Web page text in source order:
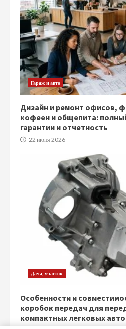
Гараж и авто
Дизайн и ремонт офисов,
кофеен и общепита:
гарантии и отчетность
22 июня 2026
Дача, участок
Особенности и
коробок передач для
компактных легковых